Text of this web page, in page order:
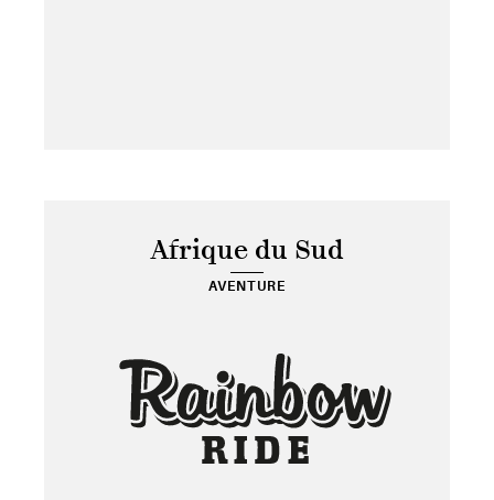
Afrique du Sud
AVENTURE